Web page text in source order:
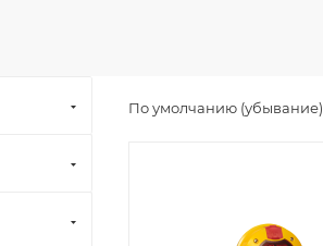
По умолчанию (убывание)